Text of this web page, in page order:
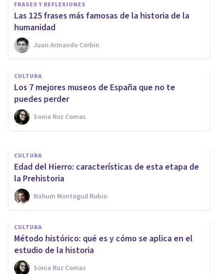
FRASES Y REFLEXIONES
Las 125 frases más famosas de la historia de la
humanidad
Juan Armando Corbin
CULTURA
Los 7 mejores museos de España que no te
puedes perder
Sonia Ruz Comas
​Los 21 mejores libros de Carl
Gustav Jung
Oscar Castillero Mimenza
CULTURA
Edad del Hierro: características de esta etapa de
la Prehistoria
Nahum Montagud Rubio
CULTURA
Método histórico: qué es y cómo se aplica en el
estudio de la historia
Sonia Ruz Comas